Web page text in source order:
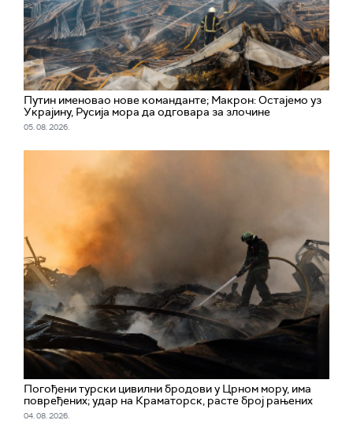
Путин именовао нове команданте; Макрон: Остајемо уз
Украјину, Русија мора да одговара за злочине
05. 08. 2026.
Погођени турски цивилни бродови у Црном мору, има
повређених; удар на Краматорск, расте број рањених
04. 08. 2026.